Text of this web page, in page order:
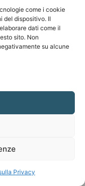
come i cookie
del dispositivo. Il
dati come il
sito. Non
su alcune
Privacy